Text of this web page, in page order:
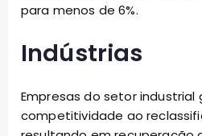
para menos de 6%.
Indústrias
Empresas do setor industrial
competitividade ao